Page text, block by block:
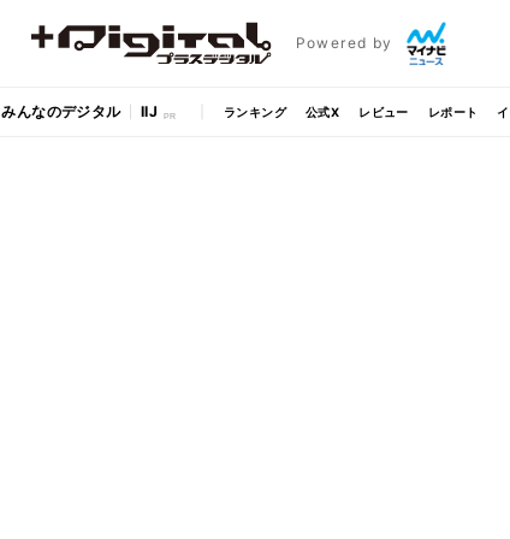
Powered by
みんなのデジタル IIJ ランキング 公式X レビュー レポート